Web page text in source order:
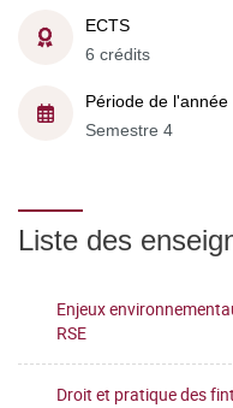
ECTS
6 crédits
Période de l'année
Semestre 4
Liste des
Enjeux
RSE
Droit et pratique des